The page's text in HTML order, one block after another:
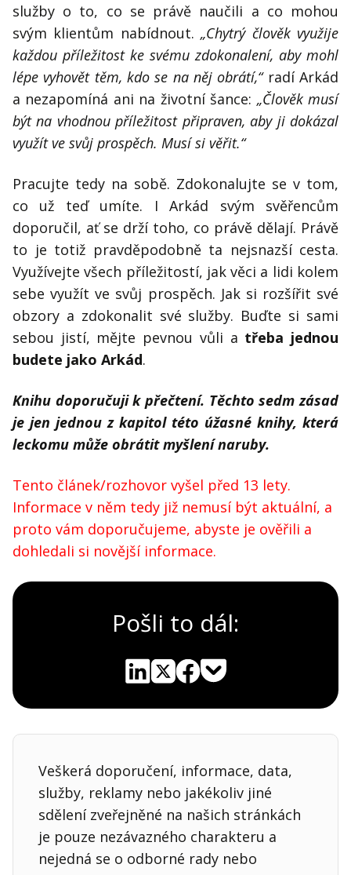
služby o to, co se právě naučili a co mohou
svým klientům nabídnout.„Chytrý člověk využije
každou příležitost ke svému zdokonalení, aby mohl
lépe vyhovět těm, kdo se na něj obrátí,“radí Arkád
a nezapomíná ani na životní šance: „Člověk musí
být na vhodnou příležitost připraven, aby ji dokázal
využít ve svůj prospěch. Musí si věřit.“
Pracujte tedy na sobě. Zdokonalujte se v tom,
co už teď umíte. I Arkád svým svěřencům
doporučil, ať se drží toho, co právě dělají. Právě
to je totiž pravděpodobně ta nejsnazší cesta.
Využívejte všech příležitostí, jak věci a lidi kolem
sebe využít ve svůj prospěch. Jak si rozšířit své
obzory a zdokonalit své služby. Buďte si sami
sebou jistí, mějte pevnou vůli a třeba jednou
budete jako Arkád.
Knihu doporučuji k přečtení. Těchto sedm zásad
je jen jednou z kapitol této úžasné knihy, která
leckomu může obrátit myšlení naruby.
Tento článek/rozhovor vyšel před 13 lety.
Informace v něm tedy již nemusí být aktuální, a
proto vám doporučujeme, abyste je ověřili a
dohledali si novější informace.
Pošli to dál:
Veškerá doporučení, informace, data,
služby, reklamy nebo jakékoliv jiné
sdělení zveřejněné na našich stránkách
je pouze nezávazného charakteru a
nejedná se o odborné rady nebo